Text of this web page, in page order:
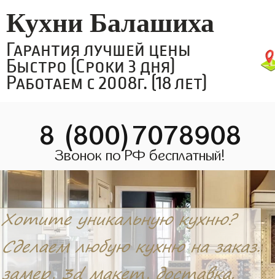
Кухни Балашиха
Гарантия лучшей цены
Быстро (Сроки 3 дня)
Работаем с 2008г. (18 лет)
8 (800)7078908
Звонок по РФ бесплатный!